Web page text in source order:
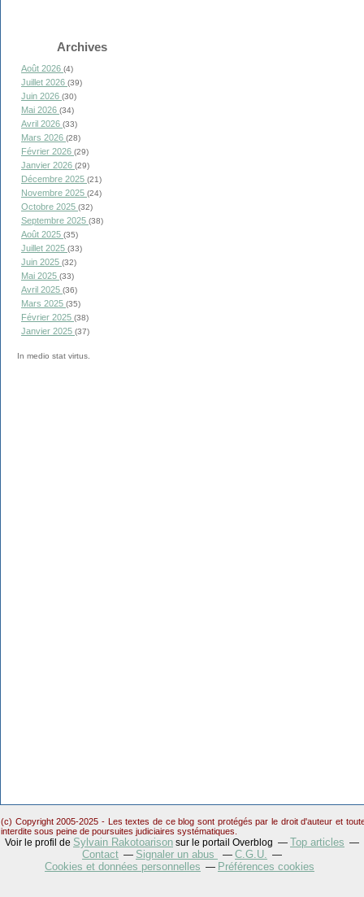
Archives
Août 2026 (4)
Juillet 2026 (39)
Juin 2026 (30)
Mai 2026 (34)
Avril 2026 (33)
Mars 2026 (28)
Février 2026 (29)
Janvier 2026 (29)
Décembre 2025 (21)
Novembre 2025 (24)
Octobre 2025 (32)
Septembre 2025 (38)
Août 2025 (35)
Juillet 2025 (33)
Juin 2025 (32)
Mai 2025 (33)
Avril 2025 (36)
Mars 2025 (35)
Février 2025 (38)
Janvier 2025 (37)
In medio stat virtus.
(c) Copyright 2005-2025 - Les textes de ce blog sont protégés par le droit d'auteur et
interdite sous peine de poursuites judiciaires systématiques.
Voir le profil de Sylvain Rakotoarison sur le portail Overblog
Top articles
Contact
Signaler un abus
C.G.U.
Cookies et données personnelles
Préférences cookies